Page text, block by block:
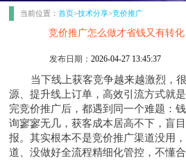
当前位置：首页>技术分享>竞价推广
竞价推广怎么做才省钱又有转
发布日期：2026-04-27 13:45:37
当下线上获客竞争越来越激烈，
源、提升线上订单，高效引流方式就是
完竞价推广后，都遇到同一个难题：
询寥寥无几，获客成本居高不下，盲
报。其实根本不是竞价推广渠道没用
道、没做好全流程精细化管控，不懂